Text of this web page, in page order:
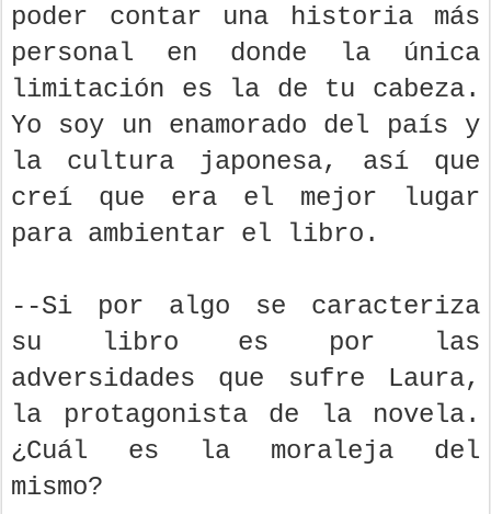
poder contar una historia más
personal en donde la única
limitación es la de tu cabeza.
Yo soy un enamorado del país y
la cultura japonesa, así que
creí que era el mejor lugar
para ambientar el libro.
--Si por algo se caracteriza
su libro es por las
adversidades que sufre Laura,
la protagonista de la novela.
¿Cuál es la moraleja del
mismo?